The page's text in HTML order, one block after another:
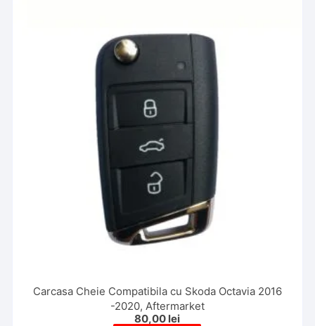
Carcasa Cheie Compatibila cu Skoda Octavia 2016
-2020, Aftermarket
80,00 lei